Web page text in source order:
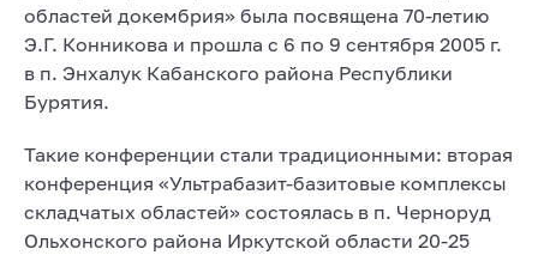
областей докембрия» была посвящена 70-летию
Э.Г. Конникова и прошла с 6 по 9 сентября 2005 г.
в п. Энхалук Кабанского района Республики
Бурятия.
Такие конференции стали традиционными: вторая
конференция «Ультрабазит-базитовые комплексы
складчатых областей» состоялась в п. Черноруд
Ольхонского района Иркутской области 20-25